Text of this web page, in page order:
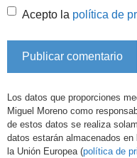
Acepto la política de
Los datos que proporciones
Miguel Moreno como
de estos datos se realiza
datos estarán almacenados
la Unión Europea (política de